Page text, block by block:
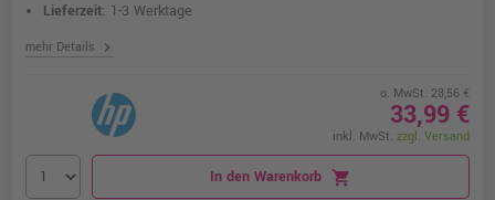
Lieferzeit: 1-3 Werktage
mehr Details chevron_right
o. MwSt. 28,56 €
33,99 €
inkl. MwSt. zzgl. Versand
In den Warenkorb shopping_cart